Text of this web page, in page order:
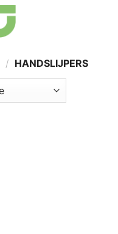
/ HANDSLIJPERS